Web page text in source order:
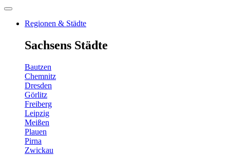
Regionen & Städte
Sachsens Städte
Bautzen
Chemnitz
Dresden
Görlitz
Freiberg
Leipzig
Meißen
Plauen
Pirna
Zwickau